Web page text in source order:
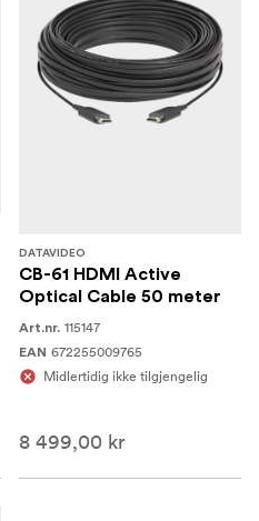
DATAVIDEO
CB-61 HDMI Active
Optical Cable 50 meter
Art.nr. 115147
EAN 672255009765
Midlertidig ikke tilgjengelig
8 499,00 kr